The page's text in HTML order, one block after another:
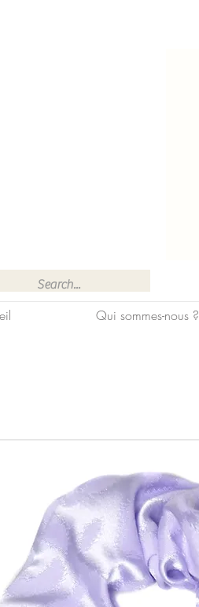
Qui sommes-nous ?